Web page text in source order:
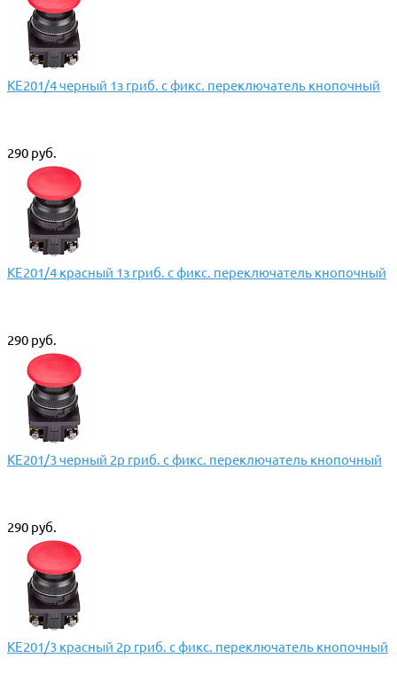
КЕ201/4 черный 1з гриб. с фикс. переключатель кнопочный
290 руб.
КЕ201/4 красный 1з гриб. с фикс. переключатель кнопочный
290 руб.
КЕ201/3 черный 2р гриб. с фикс. переключатель кнопочный
290 руб.
КЕ201/3 красный 2р гриб. с фикс. переключатель кнопочный